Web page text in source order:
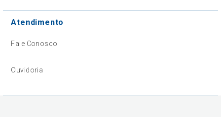
Atendimento
Fale Conosco
Ouvidoria